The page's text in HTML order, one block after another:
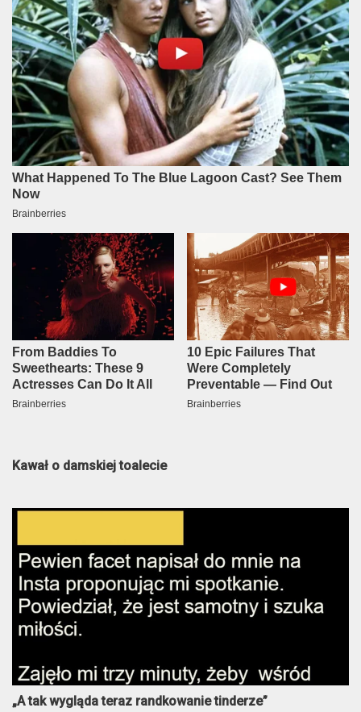
Kawał o damskiej toalecie
„A tak wygląda teraz randkowanie tinderze”